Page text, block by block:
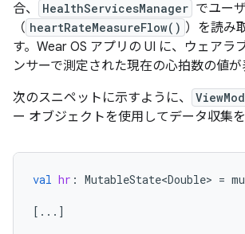
合、 HealthServicesManager でユー
（ heartRateMeasureFlow() ）を読み
す。Wear OS アプリの UI に、ウェアラ
ンサーで測定された現在の心拍数の値が
次のスニペットに示すように、
ー オブジェクトを使用してデータ収集を
val hr : MutableState<Double> =
[ ... ]